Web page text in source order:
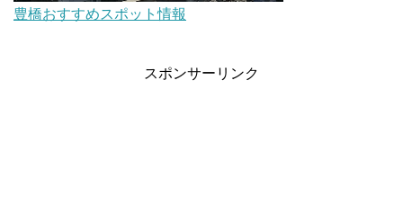
豊橋おすすめスポット情報
スポンサーリンク